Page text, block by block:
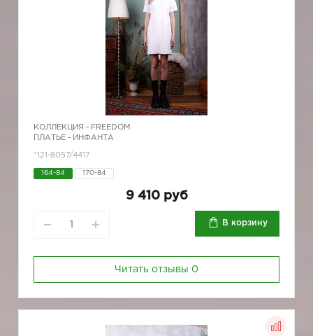
КОЛЛЕКЦИЯ - FREEDOM
ПЛАТЬЕ - ИНФАНТА
*121-8057/4417
164-84 170-84
9 410 руб
В корзину
Читать отзывы 0